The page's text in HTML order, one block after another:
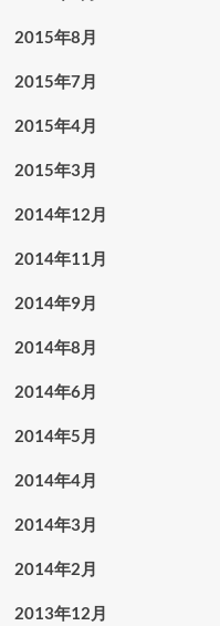
2015年8月
2015年7月
2015年4月
2015年3月
2014年12月
2014年11月
2014年9月
2014年8月
2014年6月
2014年5月
2014年4月
2014年3月
2014年2月
2013年12月